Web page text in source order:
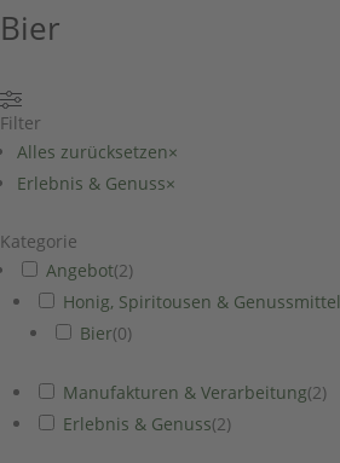
Bier
Filter
Alles zurücksetzen×
Erlebnis & Genuss×
Kategorie
Angebot(2)
Honig, Spiritousen & Genussmittel
Bier(0)
Manufakturen & Verarbeitung(2)
Erlebnis & Genuss(2)